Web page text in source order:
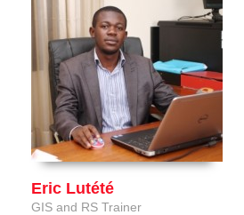
Eric Lutété
GIS and RS Trainer